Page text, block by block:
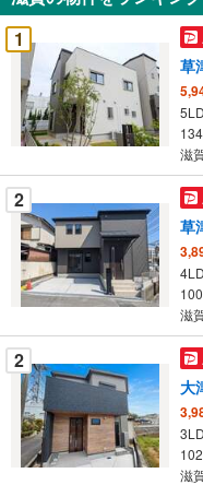
受
け
取
る
・
条
件
を
マ
イ
ペ
ー
に
保
存
す
る
1
草
滋
2
草
滋
2
大
滋